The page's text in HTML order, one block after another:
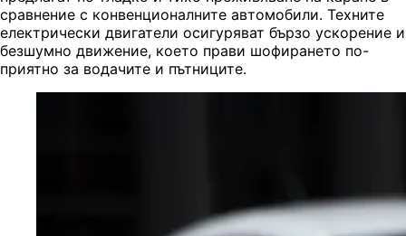
сравнение с конвенционалните автомобили. Техните
електрически двигатели осигуряват бързо ускорение и
безшумно движение, което прави шофирането по-
приятно за водачите и пътниците.